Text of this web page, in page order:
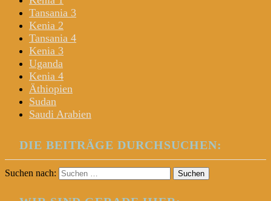
Tansania 3
Kenia 2
Tansania 4
Kenia 3
Uganda
Kenia 4
Äthiopien
Sudan
Saudi Arabien
DIE BEITRÄGE DURCHSUCHEN:
Suchen nach: